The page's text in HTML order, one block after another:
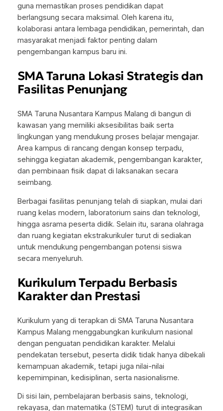
guna memastikan proses pendidikan dapat
berlangsung secara maksimal. Oleh karena itu,
kolaborasi antara lembaga pendidikan, pemerintah, dan
masyarakat menjadi faktor penting dalam
pengembangan kampus baru ini.
SMA Taruna Lokasi Strategis dan
Fasilitas Penunjang
SMA Taruna Nusantara Kampus Malang di bangun di
kawasan yang memiliki aksesibilitas baik serta
lingkungan yang mendukung proses belajar mengajar.
Area kampus di rancang dengan konsep terpadu,
sehingga kegiatan akademik, pengembangan karakter,
dan pembinaan fisik dapat di laksanakan secara
seimbang.
Berbagai fasilitas penunjang telah di siapkan, mulai dari
ruang kelas modern, laboratorium sains dan teknologi,
hingga asrama peserta didik. Selain itu, sarana olahraga
dan ruang kegiatan ekstrakurikuler turut di sediakan
untuk mendukung pengembangan potensi siswa
secara menyeluruh.
Kurikulum Terpadu Berbasis
Karakter dan Prestasi
Kurikulum yang di terapkan di SMA Taruna Nusantara
Kampus Malang menggabungkan kurikulum nasional
dengan penguatan pendidikan karakter. Melalui
pendekatan tersebut, peserta didik tidak hanya dibekali
kemampuan akademik, tetapi juga nilai-nilai
kepemimpinan, kedisiplinan, serta nasionalisme.
Di sisi lain, pembelajaran berbasis sains, teknologi,
rekayasa, dan matematika (STEM) turut di integrasikan